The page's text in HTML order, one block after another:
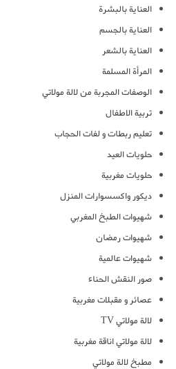
العناية بالبشرة
العناية بالجسم
العناية بالشعر
المرأة المسلمة
الوصفات المجربة من لالة مولاتي
تربية الاطفال
تعليم ربطات و لفات الحجاب
حلويات العيد
حلويات مغربية
ديكور واكسسوارات المنزل
شهيوات الطبخ المغربي
شهيوات رمضان
شهيوات عالمية
صور النقش الحناء
عصائر و مقبلات مغربية
لالة مولاتي TV
لالة مولاتي اناقة مغربية
مطبخ لالة مولاتي